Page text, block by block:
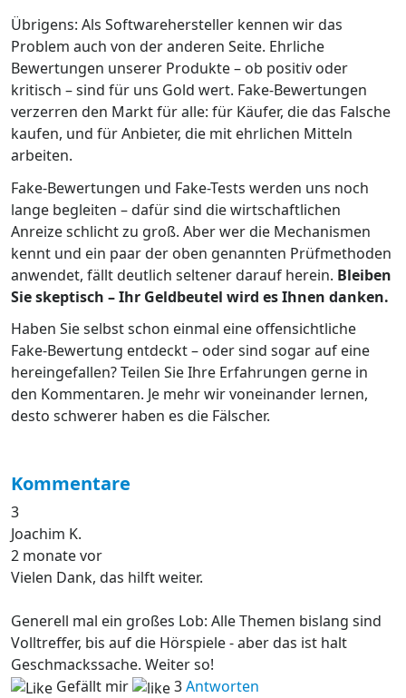
Übrigens: Als Softwarehersteller kennen wir das
Problem auch von der anderen Seite. Ehrliche
Bewertungen unserer Produkte – ob positiv oder
kritisch – sind für uns Gold wert. Fake-Bewertungen
verzerren den Markt für alle: für Käufer, die das Falsche
kaufen, und für Anbieter, die mit ehrlichen Mitteln
arbeiten.
Fake-Bewertungen und Fake-Tests werden uns noch
lange begleiten – dafür sind die wirtschaftlichen
Anreize schlicht zu groß. Aber wer die Mechanismen
kennt und ein paar der oben genannten Prüfmethoden
anwendet, fällt deutlich seltener darauf herein. Bleiben
Sie skeptisch – Ihr Geldbeutel wird es Ihnen danken.
Haben Sie selbst schon einmal eine offensichtliche
Fake-Bewertung entdeckt – oder sind sogar auf eine
hereingefallen? Teilen Sie Ihre Erfahrungen gerne in
den Kommentaren. Je mehr wir voneinander lernen,
desto schwerer haben es die Fälscher.
Kommentare
3
Joachim K.
2 monate vor
Vielen Dank, das hilft weiter.
Generell mal ein großes Lob: Alle Themen bislang sind
Volltreffer, bis auf die Hörspiele - aber das ist halt
Geschmackssache. Weiter so!
Gefällt mir
3Antworten